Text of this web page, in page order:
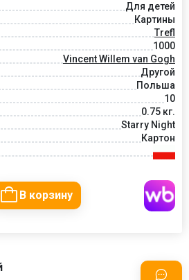
Для детей
Картины
Trefl
1000
Vincent Willem van Gogh
Другой
Польша
10
0.75 кг.
Starry Night
Картон
В корзину